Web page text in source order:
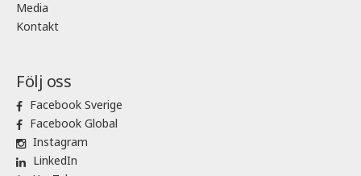
Media
Kontakt
Följ oss
Facebook Sverige
Facebook Global
Instagram
LinkedIn